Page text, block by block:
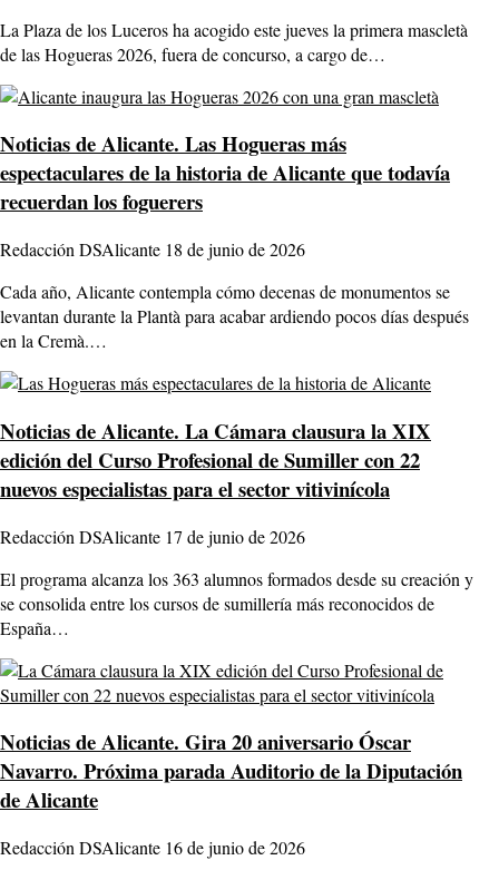
La Plaza de los Luceros ha acogido este jueves la primera mascletà
de las Hogueras 2026, fuera de concurso, a cargo de…
Noticias de Alicante. Las Hogueras más
espectaculares de la historia de Alicante que todavía
recuerdan los foguerers
Redacción DSAlicante 18 de junio de 2026
Cada año, Alicante contempla cómo decenas de monumentos se
levantan durante la Plantà para acabar ardiendo pocos días después
en la Cremà.…
Noticias de Alicante. La Cámara clausura la XIX
edición del Curso Profesional de Sumiller con 22
nuevos especialistas para el sector vitivinícola
Redacción DSAlicante 17 de junio de 2026
El programa alcanza los 363 alumnos formados desde su creación y
se consolida entre los cursos de sumillería más reconocidos de
España…
Noticias de Alicante. Gira 20 aniversario Óscar
Navarro. Próxima parada Auditorio de la Diputación
de Alicante
Redacción DSAlicante 16 de junio de 2026